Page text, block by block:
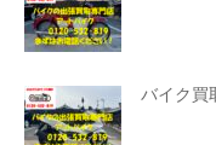
バイク買